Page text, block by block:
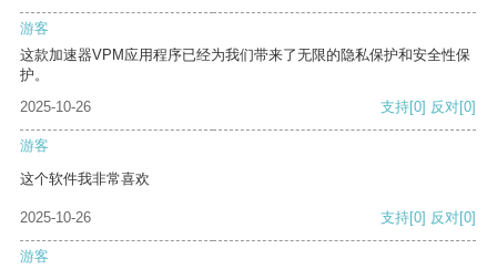
游客
这款加速器VPM应用程序已经为我们带来了无限的隐私保护和安全性保
护。
2025-10-26
支持[0] 反对[0]
游客
这个软件我非常喜欢
2025-10-26 支持[0] 反对[0]
游客